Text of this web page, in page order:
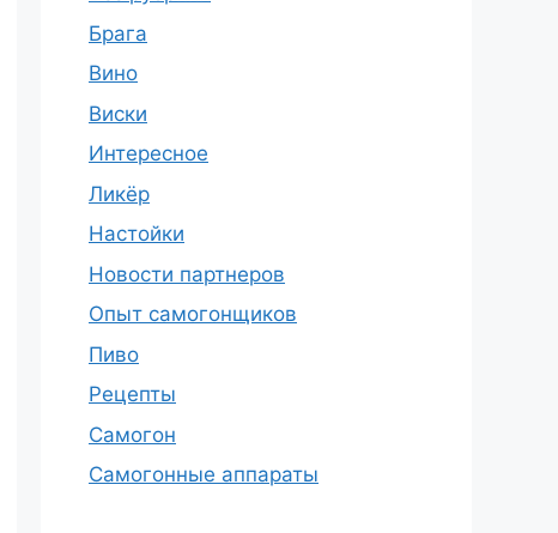
Брага
Вино
Виски
Интересное
Ликёр
Настойки
Новости партнеров
Опыт самогонщиков
Пиво
Рецепты
Самогон
Самогонные аппараты